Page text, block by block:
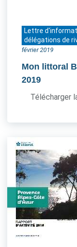
Lettre
délégations de
février 2019
Mon littoral
2019
Télécharger